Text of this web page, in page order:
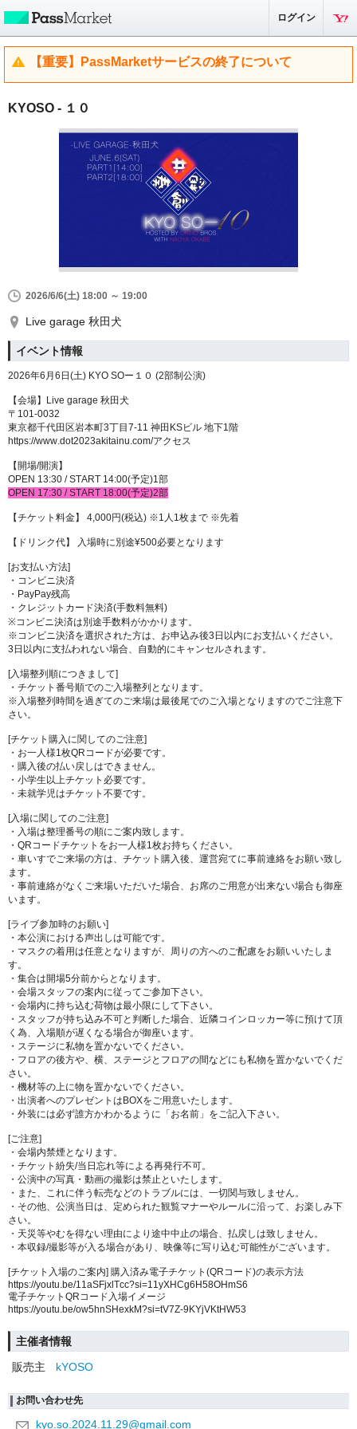
ログイン
【重要】PassMarketサービスの終了について
KYOSO - １０
2026/6/6(土) 18:00 ～ 19:00
Live garage 秋田犬
イベント情報
2026年6月6日(土) KYO SOー１０ (2部制公演)
【会場】Live garage 秋田犬
〒101-0032
東京都千代田区岩本町3丁目7-11 神田KSビル 地下1階
https://www.dot2023akitainu.com/アクセス
【開場/開演】
OPEN 13:30 / START 14:00(予定)1部
OPEN 17:30 / START 18:00(予定)2部
【チケット料金】 4,000円(税込) ※1人1枚まで ※先着
【ドリンク代】 入場時に別途¥500必要となります
[お支払い方法]
・コンビニ決済
・PayPay残高
・クレジットカード決済(手数料無料)
※コンビニ決済は別途手数料がかかります。
※コンビニ決済を選択された方は、お申込み後3日以内にお支払いください。
3日以内に支払われない場合、自動的にキャンセルされます。
[入場整列順につきまして]
・チケット番号順でのご入場整列となります。
※入場整列時間を過ぎてのご来場は最後尾でのご入場となりますのでご注意下
さい。
[チケット購入に関してのご注意]
・お一人様1枚QRコードが必要です。
・購入後の払い戻しはできません。
・小学生以上チケット必要です。
・未就学児はチケット不要です。
[入場に関してのご注意]
・入場は整理番号の順にご案内致します。
・QRコードチケットをお一人様1枚お持ちください。
・車いすでご来場の方は、チケット購入後、運営宛てに事前連絡をお願い致し
ます。
・事前連絡がなくご来場いただいた場合、お席のご用意が出来ない場合も御座
います。
[ライブ参加時のお願い]
・本公演における声出しは可能です。
・マスクの着用は任意となりますが、周りの方へのご配慮をお願いいたしま
す。
・集合は開場5分前からとなります。
・会場スタッフの案内に従ってご参加下さい。
・会場内に持ち込む荷物は最小限にして下さい。
・スタッフが持ち込み不可と判断した場合、近隣コインロッカー等に預けて頂
く為、入場順が遅くなる場合が御座います。
・ステージに私物を置かないでください。
・フロアの後方や、横、ステージとフロアの間などにも私物を置かないでくだ
さい。
・機材等の上に物を置かないでください。
・出演者へのプレゼントはBOXをご用意いたします。
・外装には必ず誰方かわかるように「お名前」をご記入下さい。
[ご注意]
・会場内禁煙となります。
・チケット紛失/当日忘れ等による再発行不可。
・公演中の写真・動画の撮影は禁止といたします。
・また、これに伴う転売などのトラブルには、一切関与致しません。
・その他、公演当日は、定められた観覧マナーやルールに沿って、お楽しみ下
さい。
・天災等やむを得ない理由により途中中止の場合、払戻しは致しません。
・本収録/撮影等が入る場合があり、映像等に写り込む可能性がございます。
[チケット入場のご案内] 購入済み電子チケット(QRコード)の表示方法
https://youtu.be/11aSFjxlTcc?si=11yXHCg6H58OHmS6
電子チケットQRコード入場イメージ
https://youtu.be/ow5hnSHexkM?si=tV7Z-9KYjVKtHW53
主催者情報
販売主
kYOSO
お問い合わせ先
kyo.so.2024.11.29@gmail.com